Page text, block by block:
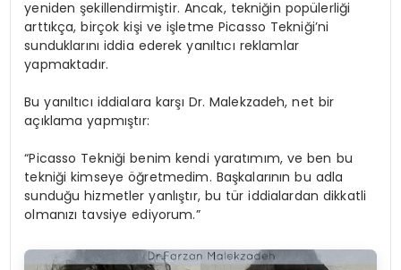
yeniden şekillendirmiştir. Ancak, tekniğin popülerliği
arttıkça, birçok kişi ve işletme Picasso Tekniği’ni
sunduklarını iddia ederek yanıltıcı reklamlar
yapmaktadır.
Bu yanıltıcı iddialara karşı Dr. Malekzadeh, net bir
açıklama yapmıştır:
“Picasso Tekniği benim kendi yaratımım, ve ben bu
tekniği kimseye öğretmedim. Başkalarının bu adla
sunduğu hizmetler yanlıştır, bu tür iddialardan dikkatli
olmanızı tavsiye ediyorum.”